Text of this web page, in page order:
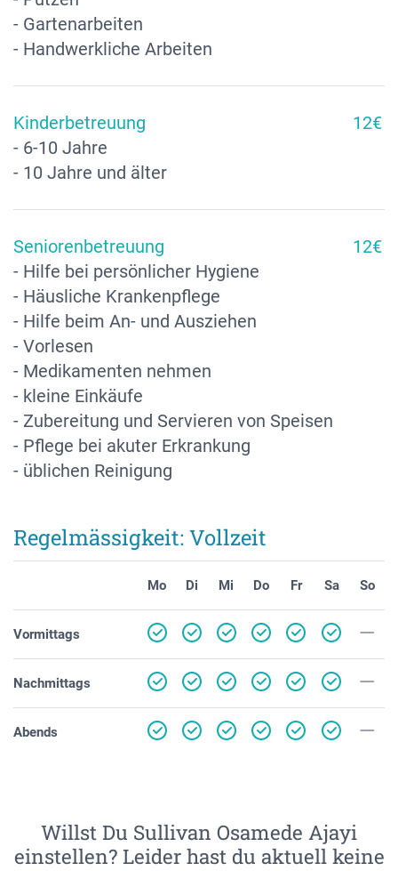
- Gartenarbeiten
- Handwerkliche Arbeiten
Kinderbetreuung
- 6-10 Jahre
- 10 Jahre und älter
12€
Seniorenbetreuung
- Hilfe bei persönlicher Hygiene
- Häusliche Krankenpflege
- Hilfe beim An- und Ausziehen
- Vorlesen
- Medikamenten nehmen
- kleine Einkäufe
- Zubereitung und Servieren von Speisen
- Pflege bei akuter Erkrankung
- üblichen Reinigung
12€
Regelmässigkeit: Vollzeit
Mo Di Mi Do Fr Sa So
Vormittags
Nachmittags
Abends
Willst Du Sullivan Osamede Ajayi
einstellen? Leider hast du aktuell keine